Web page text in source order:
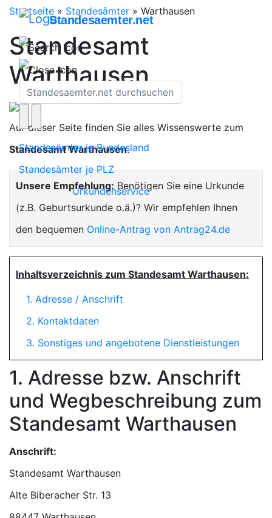
Standesaemter.net
Standesämter je Bundesland
Standesämter je PLZ
Urkundenservice
Startseite » Standesämter » Warthausen
Standesamt
Warthausen
Auf dieser Seite finden Sie alles Wissenswerte zum
Standesamt Warthausen.
Unsere Empfehlung: Benötigen Sie eine Urkunde
(z.B. Geburtsurkunde o.ä.)? Wir empfehlen Ihnen
den bequemen Online-Antrag von Antrag24.de
Inhaltsverzeichnis zum Standesamt Warthausen:
1. Adresse / Anschrift
2. Kontaktdaten
3. Sonstiges und angebotene Dienstleistungen
1. Adresse bzw. Anschrift
und Wegbeschreibung zum
Standesamt Warthausen
Anschrift:
Standesamt Warthausen